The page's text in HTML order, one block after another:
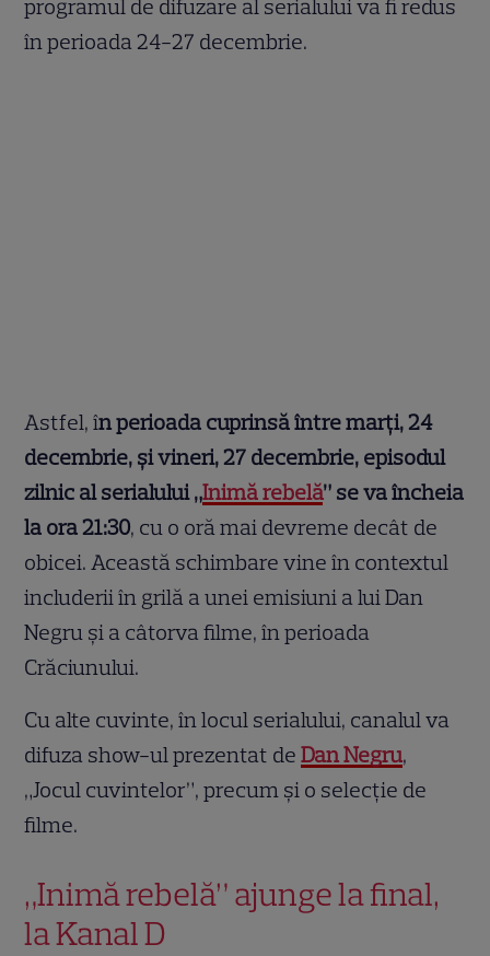
programul de difuzare al serialului va fi redus
în perioada 24-27 decembrie.
Astfel, în perioada cuprinsă între marți, 24
decembrie, și vineri, 27 decembrie, episodul
zilnic al serialului „Inimă rebelă” se va încheia
la ora 21:30, cu o oră mai devreme decât de
obicei. Această schimbare vine în contextul
includerii în grilă a unei emisiuni a lui Dan
Negru și a câtorva filme, în perioada
Crăciunului.
Cu alte cuvinte, în locul serialului, canalul va
difuza show-ul prezentat deDan Negru,
„Jocul cuvintelor”, precum și o selecție de
filme.
„Inimă rebelă” ajunge la final,
la Kanal D